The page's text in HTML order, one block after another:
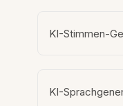
KI-Stimmen-
KI-